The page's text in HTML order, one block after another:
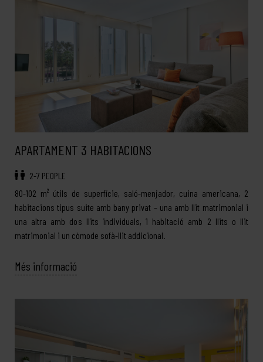
APARTAMENT 3 HABITACIONS
2-7 PEOPLE
80-102 m² útils de superfície, saló-menjador, cuina americana, 2
habitacions tipus suite amb bany privat – una amb llit matrimonial i
una altra amb dos llits individuals, 1 habitació amb 2 llits o llit
matrimonial i un còmode sofà-llit addicional.
Més informació